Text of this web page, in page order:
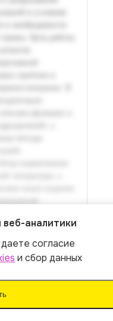
веб-аналитики
согласие
и сбор данных